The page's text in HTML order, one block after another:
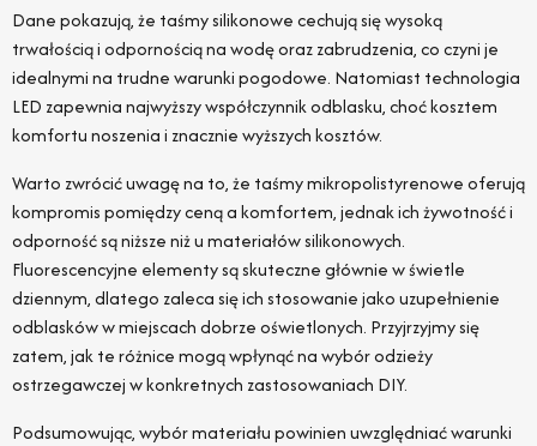
Dane pokazują, że taśmy silikonowe cechują się wysoką
trwałością i odpornością na wodę oraz zabrudzenia, co czyni je
idealnymi na trudne warunki pogodowe. Natomiast technologia
LED zapewnia najwyższy współczynnik odblasku, choć kosztem
komfortu noszenia i znacznie wyższych kosztów.
Warto zwrócić uwagę na to, że taśmy mikropolistyrenowe oferują
kompromis pomiędzy ceną a komfortem, jednak ich żywotność i
odporność są niższe niż u materiałów silikonowych.
Fluorescencyjne elementy są skuteczne głównie w świetle
dziennym, dlatego zaleca się ich stosowanie jako uzupełnienie
odblasków w miejscach dobrze oświetlonych. Przyjrzyjmy się
zatem, jak te różnice mogą wpłynąć na wybór odzieży
ostrzegawczej w konkretnych zastosowaniach DIY.
Podsumowując, wybór materiału powinien uwzględniać warunki